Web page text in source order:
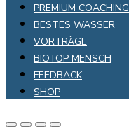
PREMIUM COACHING
BESTES WASSER
VORTRÄGE
BIOTOP MENSCH
FEEDBACK
SHOP